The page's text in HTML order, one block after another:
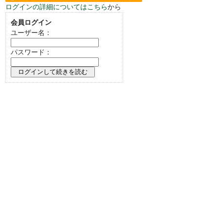
い。
ログインの詳細についてはこちらから
会員ログイン
ユーザー名：
パスワード：